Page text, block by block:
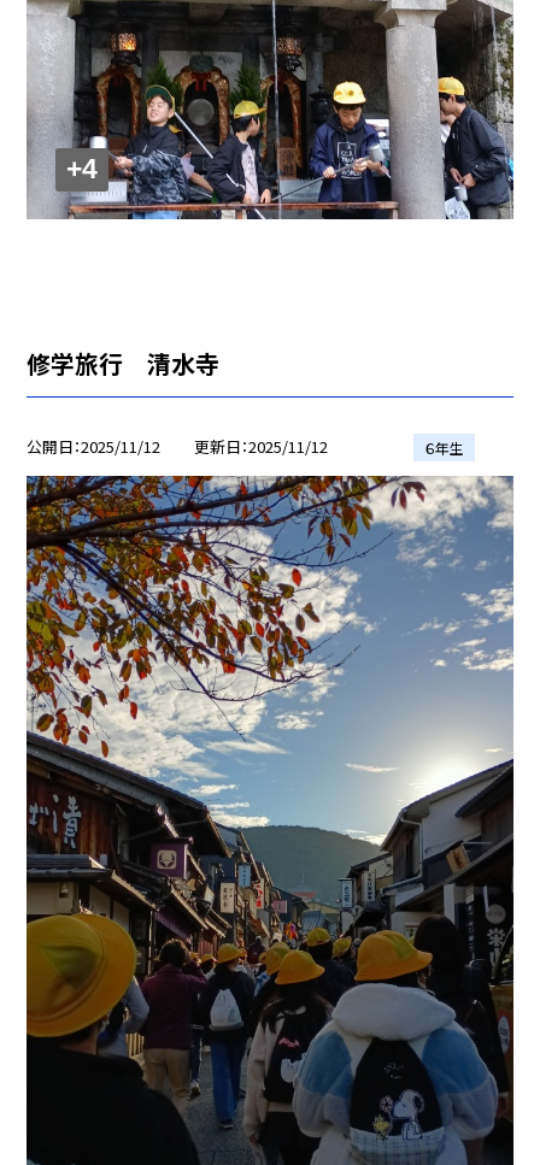
+4
修学旅行 清水寺
公開日 2025/11/12 更新日 2025/11/12 ６年生